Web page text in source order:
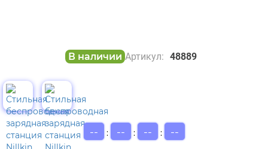
В наличии Артикул: 48889
-- : -- : -- : --